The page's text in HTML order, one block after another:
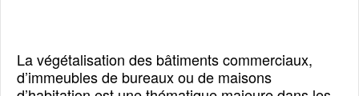
La végétalisation des bâtiments commerciaux,
d’immeubles de bureaux ou de maisons